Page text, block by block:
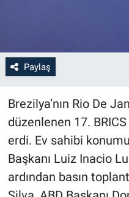
Paylaş
Brezilya’nın Rio De
düzenlenen 17.
erdi. Ev sahibi
Başkanı Luiz Inacio
ardından basın